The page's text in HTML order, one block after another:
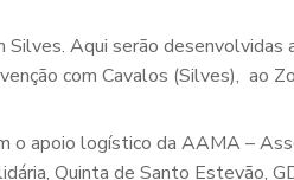
Aqui serão
com Cavalos (Silves), ao
o apoio logístico da AAMA –
Quinta de Santo Estevão,